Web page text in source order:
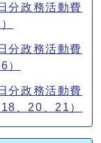
分政務活動費
分政務活動費
）
分政務活動費
、20、21）